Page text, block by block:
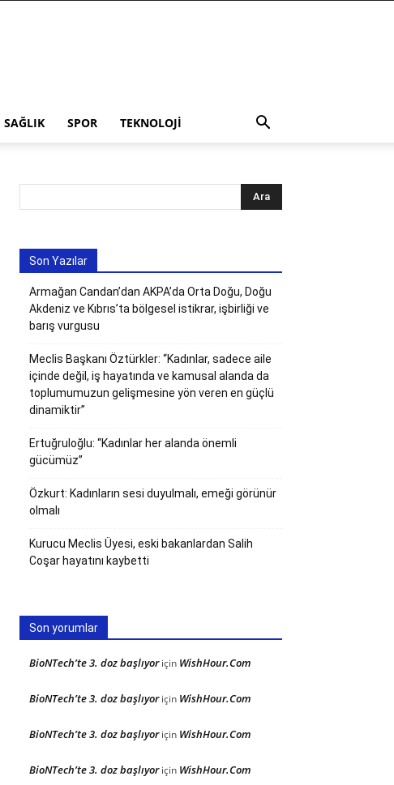
SAĞLIK SPOR TEKNOLOJI
Son Yazılar
Armağan Candan’dan AKPA’da Orta Doğu, Doğu
Akdeniz ve Kıbrıs’ta bölgesel istikrar, işbirliği ve
barış vurgusu
Meclis Başkanı Öztürkler: “Kadınlar, sadece aile
içinde değil, iş hayatında ve kamusal alanda da
toplumumuzun gelişmesine yön veren en güçlü
dinamiktir”
Ertuğruloğlu: “Kadınlar her alanda önemli
gücümüz”
Özkurt: Kadınların sesi duyulmalı, emeği görünür
olmalı
Kurucu Meclis Üyesi, eski bakanlardan Salih
Coşar hayatını kaybetti
Son yorumlar
BioNTech’te 3. doz başlıyoriçin WishHour.Com
BioNTech’te 3. doz başlıyoriçin WishHour.Com
BioNTech’te 3. doz başlıyoriçin WishHour.Com
BioNTech’te 3. doz başlıyoriçin WishHour.Com